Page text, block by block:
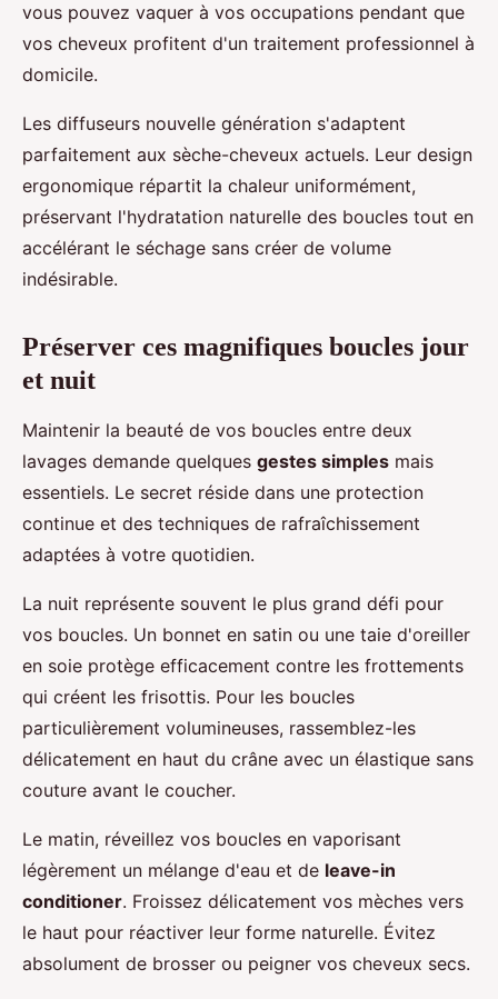
vous pouvez vaquer à vos occupations pendant que
vos cheveux profitent d'un traitement professionnel à
domicile.
Les diffuseurs nouvelle génération s'adaptent
parfaitement aux sèche-cheveux actuels. Leur design
ergonomique répartit la chaleur uniformément,
préservant l'hydratation naturelle des boucles tout en
accélérant le séchage sans créer de volume
indésirable.
Préserver ces magnifiques boucles jour
et nuit
Maintenir la beauté de vos boucles entre deux
lavages demande quelques gestes simples mais
essentiels. Le secret réside dans une protection
continue et des techniques de rafraîchissement
adaptées à votre quotidien.
La nuit représente souvent le plus grand défi pour
vos boucles. Un bonnet en satin ou une taie d'oreiller
en soie protège efficacement contre les frottements
qui créent les frisottis. Pour les boucles
particulièrement volumineuses, rassemblez-les
délicatement en haut du crâne avec un élastique sans
couture avant le coucher.
Le matin, réveillez vos boucles en vaporisant
légèrement un mélange d'eau et de leave-in
conditioner. Froissez délicatement vos mèches vers
le haut pour réactiver leur forme naturelle. Évitez
absolument de brosser ou peigner vos cheveux secs.